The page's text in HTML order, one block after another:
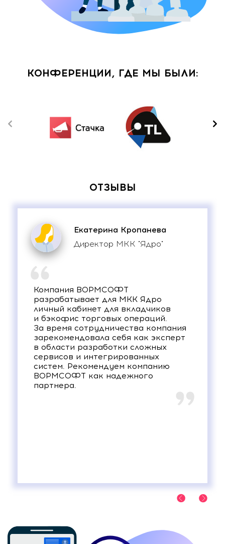
КОНФЕРЕНЦИИ, ГДЕ МЫ БЫЛИ:
ОТЗЫВЫ
Екатерина Кропанева
Директор МКК "Ядро"
Компания ВОРМСОФТ
разрабатывает для МКК Ядро
личный кабинет для вкладчиков
и бэкофис торговых операций.
За время сотрудничества компания
зарекомендовала себя как эксперт
в области разработки сложных
сервисов и интегрированных
систем. Рекомендуем компанию
ВОРМСОФТ как надежного
партнера.